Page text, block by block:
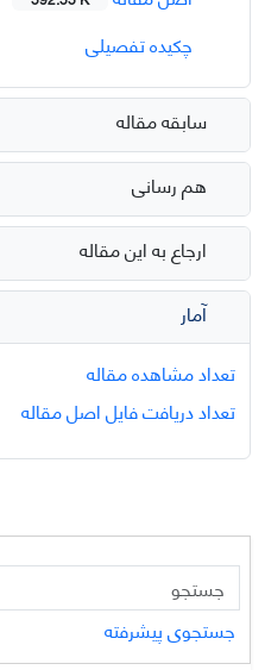
چکیده تفصیلی
سابقه مقاله
هم رسانی
ارجاع به این مقاله
آمار
تعداد مشاهده مقاله
تعداد دریافت فایل اصل مقاله
جستجوی پیشرفته